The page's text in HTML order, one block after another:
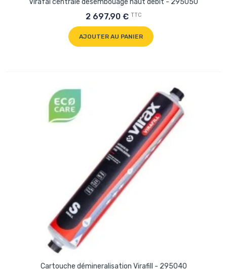
Virafal centrale desembouage haut debit - 295050
2 697,90 € TTC
AJOUTER AU PANIER
Cartouche démineralisation Virafill - 295040